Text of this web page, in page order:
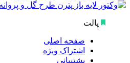
پالت
صفحه اصلی
اشتراک ویژه
پشتیبانی